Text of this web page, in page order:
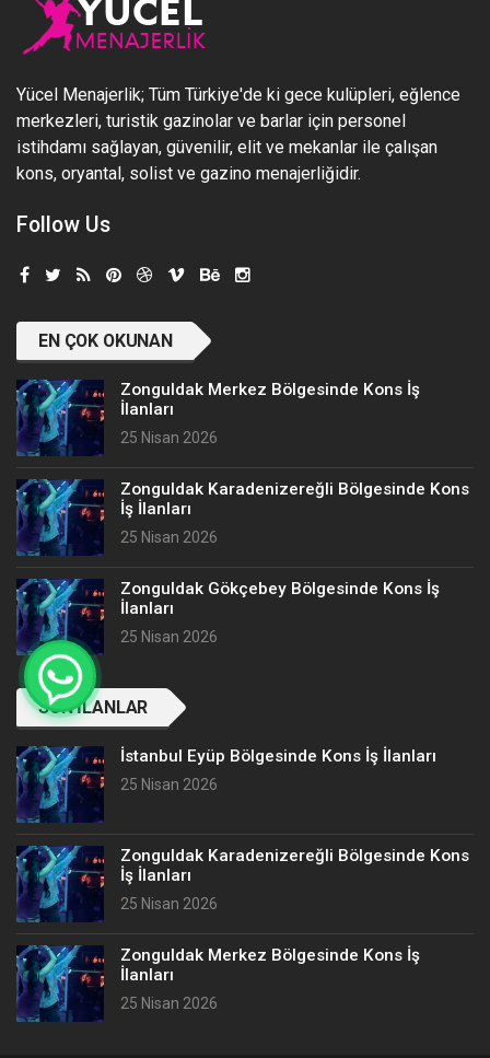
Yücel Menajerlik; Tüm Türkiye'de ki gece kulüpleri, eğlence
merkezleri, turistik gazinolar ve barlar için personel
istihdamı sağlayan, güvenilir, elit ve mekanlar ile çalışan
kons, oryantal, solist ve gazino menajerliğidir.
Follow Us
EN ÇOK OKUNAN
Zonguldak Merkez Bölgesinde Kons İş
İlanları
25 Nisan 2026
Zonguldak Karadenizereğli Bölgesinde Kons
İş İlanları
25 Nisan 2026
Zonguldak Gökçebey Bölgesinde Kons İş
İlanları
25 Nisan 2026
SON İLANLAR
İstanbul Eyüp Bölgesinde Kons İş İlanları
25 Nisan 2026
Zonguldak Karadenizereğli Bölgesinde Kons
İş İlanları
25 Nisan 2026
Zonguldak Merkez Bölgesinde Kons İş
İlanları
25 Nisan 2026